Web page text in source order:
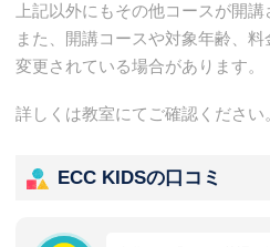
上記以外にもその他コースが開
また、開講コースや対象年齢、
変更されている場合があります。
詳しくは教室にてご確認ください
ECC KIDSの口コミ